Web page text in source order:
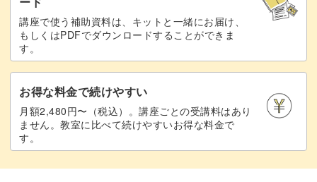
講座で使う補助資料は、キットと一緒にお届け、
もしくはPDFでダウンロードすることができま
す。
お得な料金で続けやすい
月額2,480円〜（税込）。講座ごとの受講料はあり
ません。教室に比べて続けやすいお得な料金で
す。